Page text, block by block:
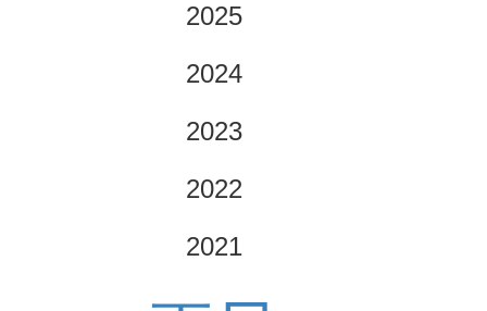
2025
2024
2023
2022
2021